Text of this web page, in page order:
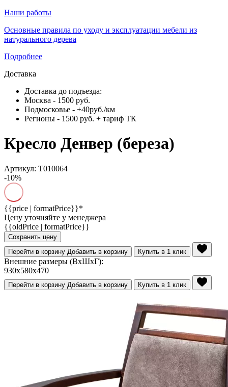
Наши работы
Основные правила по уходу и эксплуатации мебели из
натурального дерева
Подробнее
Доставка
Доставка до подъезда:
Москва - 1500 руб.
Подмосковье - +40руб./км
Регионы - 1500 руб. + тариф ТК
Кресло Денвер (береза)
Артикул: Т010064
-10%
{{price | formatPrice}}*
Цену уточняйте у менеджера
{{oldPrice | formatPrice}}
Сохранить цену
Перейти в корзину Добавить в корзину Купить в 1 клик
Внешние размеры (ВхШхГ):
930x580x470
Перейти в корзину Добавить в корзину Купить в 1 клик